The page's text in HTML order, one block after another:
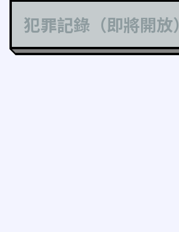
犯罪記錄（即將開放）